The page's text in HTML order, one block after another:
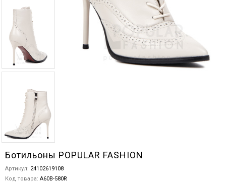
Ботильоны POPULAR FASHION
Артикул: 24102619108
Код товара: A60B-580R